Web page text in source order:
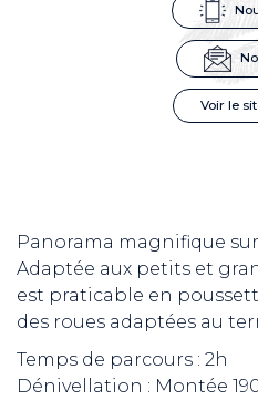
Voir le
Panorama magnifique
Adaptée aux petits et
est praticable en
des roues adaptées au
Temps de parcours : 2h
Dénivellation : Montée